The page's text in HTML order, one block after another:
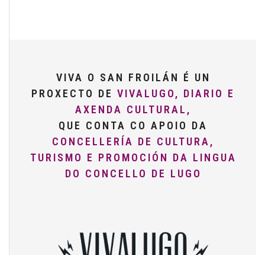
VIVA O SAN FROILÁN É UN
PROXECTO DE VIVALUGO, DIARIO E
AXENDA CULTURAL,
QUE CONTA CO APOIO DA
CONCELLERÍA DE CULTURA,
TURISMO E PROMOCIÓN DA LINGUA
DO CONCELLO DE LUGO